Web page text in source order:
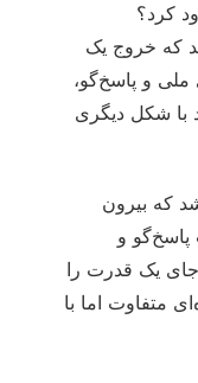
کرد؟
که خروج یک
و پاسخ‌گو،
با شکل دیگری
این باشد که بیرون
و
یک قدرت را
متفاوت اما با